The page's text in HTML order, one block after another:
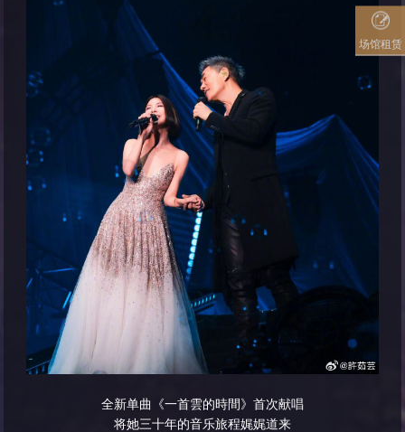
全新单曲《一首雲的時間》首次献唱
将她三十年的音乐旅程娓娓道来
场馆租赁